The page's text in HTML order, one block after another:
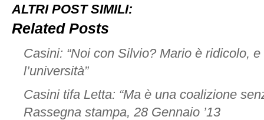
Onda”
ALTRI POST SIMILI:
Related Posts
Casini: “Noi con Silvio? Mario è ridicolo,
l’università”
Casini tifa Letta: “Ma è una coalizione
Rassegna stampa, 28 Gennaio ’13